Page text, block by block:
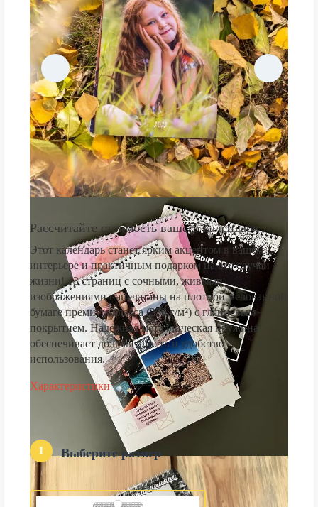
Рассчитайте стоимость вашего календаря
Этот календарь станет ярким акцентом в вашем
интерьере и практичным подарком на все случаи
жизни! 13 страниц с сочными, живыми
изображениями напечатаны на плотной мелованной
бумаге премиум-класса (250 г/м²) с глянцевым
покрытием. Надёжная металлическая пружина
обеспечивает долговечность и удобство
использования.
Характеристики
1 Выберите размер